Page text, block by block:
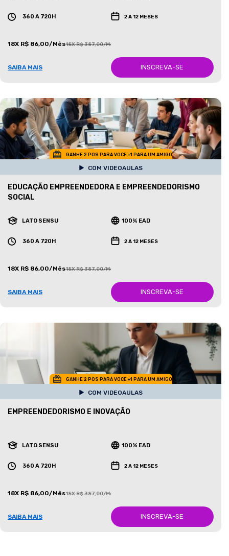
360 A 720H 2 A 12 MESES
18X R$ 86,00/Mês18X R$ 387,00/Mês
SAIBA MAIS INSCREVA-SE
GANHE 2 POS PARA VOCE +1 PARA UM AMIGO
COM VIDEOAULAS
EDUCAÇÃO EMPREENDEDORA E EMPREENDEDORISMO
SOCIAL
LATO SENSU 100% EAD
360 A 720H 2 A 12 MESES
18X R$ 86,00/Mês18X R$ 387,00/Mês
SAIBA MAIS INSCREVA-SE
GANHE 2 POS PARA VOCE +1 PARA UM AMIGO
COM VIDEOAULAS
EMPREENDEDORISMO E INOVAÇÃO
LATO SENSU 100% EAD
360 A 720H 2 A 12 MESES
18X R$ 86,00/Mês18X R$ 387,00/Mês
SAIBA MAIS INSCREVA-SE